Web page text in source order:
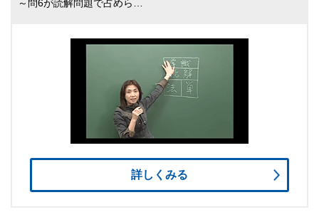
～問6が読解問題で占めら…
詳しくみる